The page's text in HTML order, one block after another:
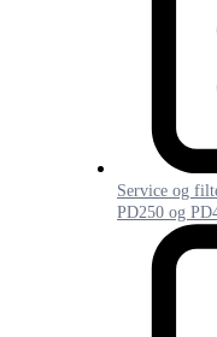
Service og
PD250 og